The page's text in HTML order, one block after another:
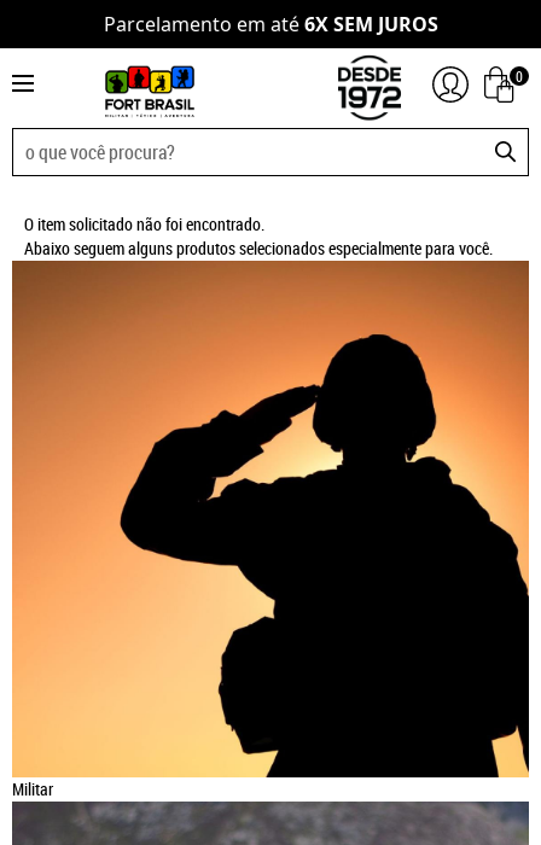
Parcelamento em até6X SEM JUROS
0
O item solicitado não foi encontrado.
Abaixo seguem alguns produtos selecionados especialmente para você.
Militar